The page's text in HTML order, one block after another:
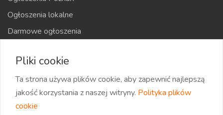
Ogłoszenia lokalne
Darmowe ogłoszenia
Mapa strony
Pliki cookie
Ta strona używa plików cookie, aby zapewnić najlepszą
jakość korzystania z naszej witryny. Polityka plików
cookie